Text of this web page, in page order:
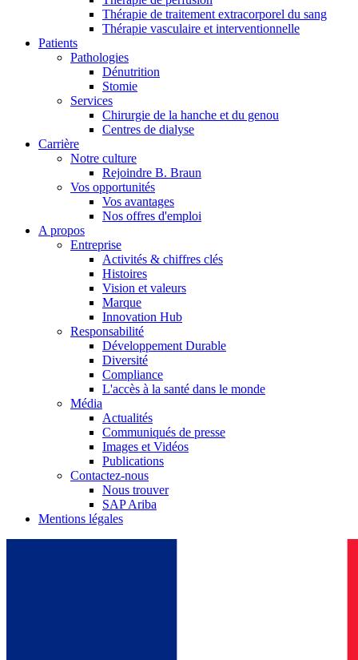
Contact
En dialogue avec B. Braun. Contactez-nous.
Thérapie de traitement extracorporel du sang
Thérapie vasculaire et interventionnelle
Patients
Pathologies
Dénutrition
Stomie
Services
Chirurgie de la hanche et du genou
Centres de dialyse
Carrière
Notre culture
Rejoindre B. Braun
Vos opportunités
Vos avantages
Nos offres d'emploi
A propos
Entreprise
Activités & chiffres clés
Histoires
Vision et valeurs
Marque
Innovation Hub
Responsabilité
Développement Durable
Diversité
Compliance
L'accès à la santé dans le monde
Média
Actualités
Communiqués de presse
Images et Vidéos
Publications
Contactez-nous
Nous trouver
SAP Ariba
Mentions légales